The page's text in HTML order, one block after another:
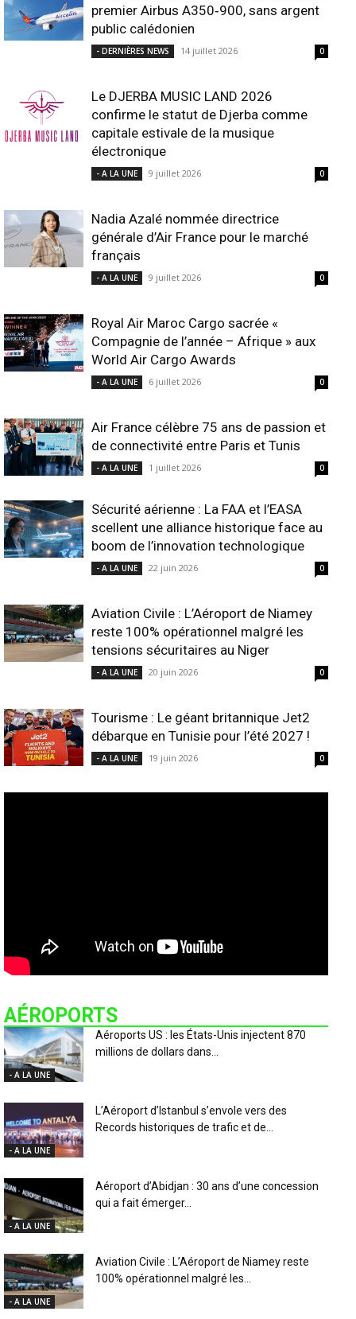
premier Airbus A350‑900, sans argent
public calédonien
- DERNIÈRES NEWS 14 juillet 2026 0
Le DJERBA MUSIC LAND 2026
confirme le statut de Djerba comme
capitale estivale de la musique
électronique
- A LA UNE 9 juillet 2026 0
Nadia Azalé nommée directrice
générale d’Air France pour le marché
français
- A LA UNE 9 juillet 2026 0
Royal Air Maroc Cargo sacrée «
Compagnie de l’année – Afrique » aux
World Air Cargo Awards
- A LA UNE 6 juillet 2026 0
Air France célèbre 75 ans de passion et
de connectivité entre Paris et Tunis
- A LA UNE 1 juillet 2026 0
Sécurité aérienne : La FAA et l’EASA
scellent une alliance historique face au
boom de l’innovation technologique
- A LA UNE 22 juin 2026 0
Aviation Civile : L’Aéroport de Niamey
reste 100% opérationnel malgré les
tensions sécuritaires au Niger
- A LA UNE 20 juin 2026 0
Tourisme : Le géant britannique Jet2
débarque en Tunisie pour l’été 2027 !
- A LA UNE 19 juin 2026 0
AÉROPORTS
- A LA UNE
Aéroports US : les États-Unis injectent 870
millions de dollars dans...
- A LA UNE
L’Aéroport d’Istanbul s’envole vers des
Records historiques de trafic et de...
- A LA UNE
Aéroport d’Abidjan : 30 ans d’une concession
qui a fait émerger...
- A LA UNE
Aviation Civile : L’Aéroport de Niamey reste
100% opérationnel malgré les...